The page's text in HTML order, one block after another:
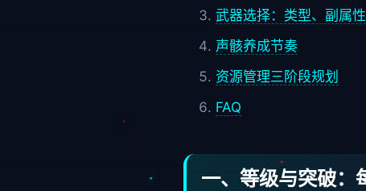
武器选择：类型、副属
声骸养成节奏
资源管理三阶段规划
FAQ
一、等级与突破：